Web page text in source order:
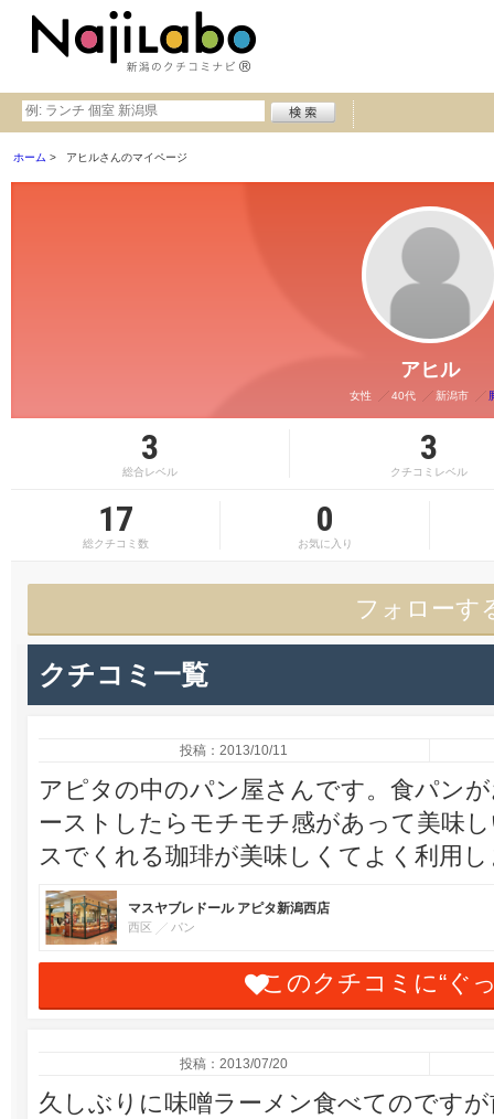
ホーム アヒルさんのマイページ
アヒル
女性 40代 新潟市
3
総合レベル
3
クチコミレベル
17
総クチコミ数
0
お気に入り
フォローす
クチコミ一覧
投稿：2013/10/11
アピタの中のパン屋さんです。食パン
ーストしたらモチモチ感があって美味
スでくれる珈琲が美味しくてよく利用
マスヤブレドール アピタ新潟西店
西区 パン
このクチコミに“ぐ
投稿：2013/07/20
久しぶりに味噌ラーメン食べてのです